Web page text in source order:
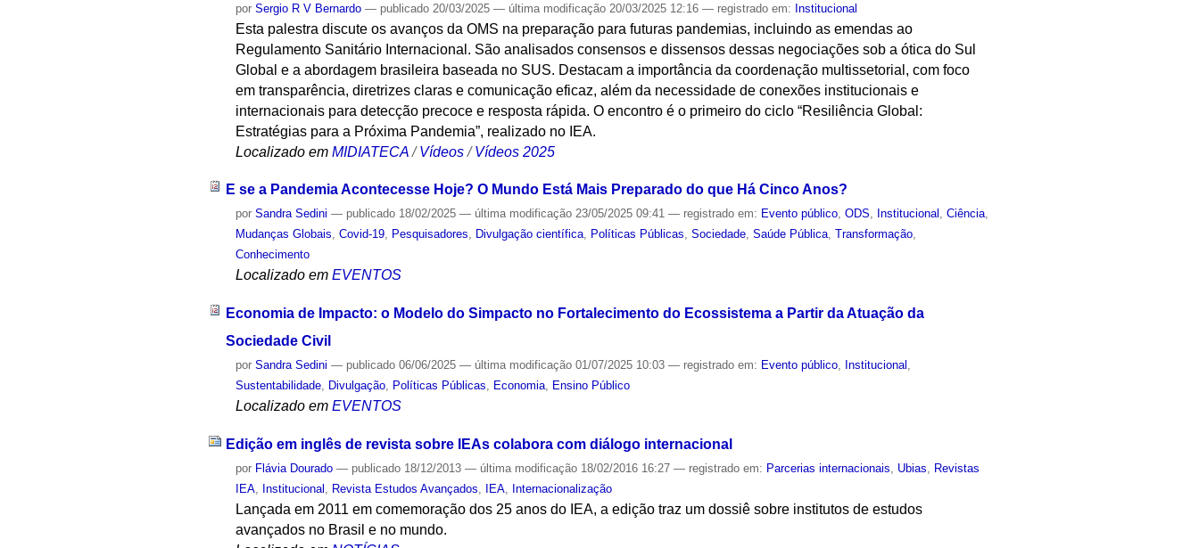
porSergio R V Bernardo — publicado 20/03/2025— última modificação 20/03/2025 12:16— registrado em: Institucional
Esta palestra discute os avanços da OMS na preparação para futuras pandemias, incluindo as emendas ao
Regulamento Sanitário Internacional. São analisados consensos e dissensos dessas negociações sob a ótica do Sul
Global e a abordagem brasileira baseada no SUS. Destacam a importância da coordenação multissetorial, com foco
em transparência, diretrizes claras e comunicação eficaz, além da necessidade de conexões institucionais e
internacionais para detecção precoce e resposta rápida. O encontro é o primeiro do ciclo “Resiliência Global:
Estratégias para a Próxima Pandemia”, realizado no IEA.
Localizado em MIDIATECA /Vídeos /Vídeos 2025
E se a Pandemia Acontecesse Hoje? O Mundo Está Mais Preparado do que Há Cinco Anos?
porSandra Sedini — publicado 18/02/2025— última modificação 23/05/2025 09:41— registrado em: Evento público,ODS, Institucional ,Ciência,
Mudanças Globais,Covid-19, Pesquisadores, Divulgação científica, Políticas Públicas,Sociedade,Saúde Pública,Transformação,
Conhecimento
Localizado em EVENTOS
Economia de Impacto: o Modelo do Simpacto no Fortalecimento do Ecossistema a Partir da Atuação da
Sociedade Civil
porSandra Sedini — publicado 06/06/2025— última modificação 01/07/2025 10:03— registrado em: Evento público Institucional
Sustentabilidade
Divulgação Políticas Públicas Economia Ensino Público
Localizado em EVENTOS
Edição em inglês de revista sobre IEAs colabora com diálogo internacional
por Flávia Dourado — publicado 18/12/2013— última modificação 18/02/2016 16:27— registrado em: Parcerias internacionais Ubias
Revistas
IEA Institucional Revista Estudos Avançados IEA Internacionalização
Lançada em 2011 em comemoração dos 25 anos do IEA, a edição traz um dossiê sobre institutos de estudos
avançados no Brasil e no mundo.